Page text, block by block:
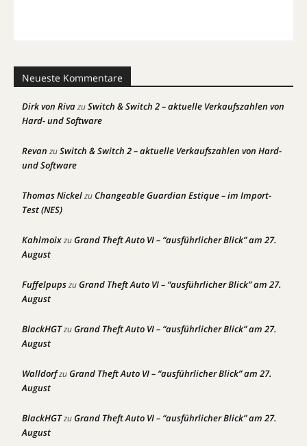
Neueste Kommentare
Dirk von RivazuSwitch & Switch 2 – aktuelle Verkaufszahlen von
Hard- und Software
Revan zuSwitch & Switch 2 – aktuelle Verkaufszahlen von Hard-
und Software
Thomas NickelzuChangeable Guardian Estique – im Import-
Test (NES)
KahlmoixzuGrand Theft Auto VI – “ausführlicher Blick” am 27.
August
FuffelpupszuGrand Theft Auto VI – “ausführlicher Blick” am 27.
August
BlackHGTzuGrand Theft Auto VI – “ausführlicher Blick” am 27.
August
WalldorfzuGrand Theft Auto VI – “ausführlicher Blick” am 27.
August
BlackHGTzuGrand Theft Auto VI – “ausführlicher Blick” am 27.
August